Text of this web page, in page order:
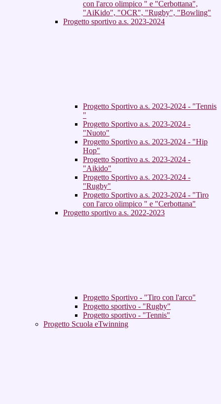
con l'arco olimpico " e "Cerbottana",
"AiKido", "OCR", "Rugby", "Bowling"
Progetto sportivo a.s. 2023-2024
Progetto Sportivo a.s. 2023-2024 - "Tennis
"
Progetto Sportivo a.s. 2023-2024 -
"Nuoto"
Progetto Sportivo a.s. 2023-2024 - "Hip
Hop"
Progetto Sportivo a.s. 2023-2024 -
"Aikido"
Progetto Sportivo a.s. 2023-2024 -
"Rugby"
Progetto Sportivo a.s. 2023-2024 - "Tiro
con l'arco olimpico " e "Cerbottana"
Progetto sportivo a.s. 2022-2023
Progetto Sportivo - "Tiro con l'arco"
Progetto sportivo - "Rugby"
Progetto sportivo - "Tennis"
Progetto Scuola eTwinning